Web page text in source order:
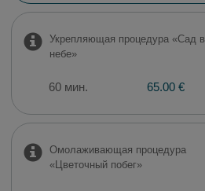
Укрепляющая процедура «Сад в
небе»
60 мин. 65.00 €
Омолаживающая процедура
«Цветочный побег»